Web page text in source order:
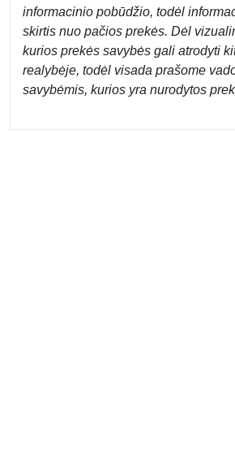
informacinio pobūdžio, todėl
skirtis nuo pačios prekės. Dėl
kurios prekės savybės gali atrodyti
realybėje, todėl visada prašome
savybėmis, kurios yra nurodytos